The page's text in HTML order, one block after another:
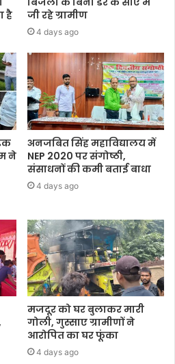
है
जी रहे ग्रामीण
4 days ago
ने
अनजबित सिंह महाविद्यालय में
NEP 2020 पर संगोष्ठी,
संसाधनों की कमी बताई बाधा
4 days ago
मजदूर को घर बुलाकर मारी
गोली, गुस्साए ग्रामीणों ने
आरोपित का घर फूंका
4 days ago